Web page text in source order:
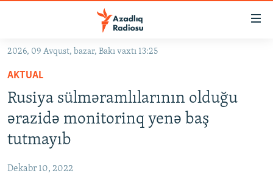
Əsas
qayıt
Əsas
naviqasiyaya
qayıt
Axtarışa
KORRUPSIOMETR
#ƏSLINDƏ
QANUNI DOĞRU
2026, 09 Avqust, bazar, Bakı vaxtı 13:25
AKTUAL
Rusiya sülməramlılarının olduğu
ərazidə monitorinq yenə baş
tutmayıb
Dekabr 10, 2022